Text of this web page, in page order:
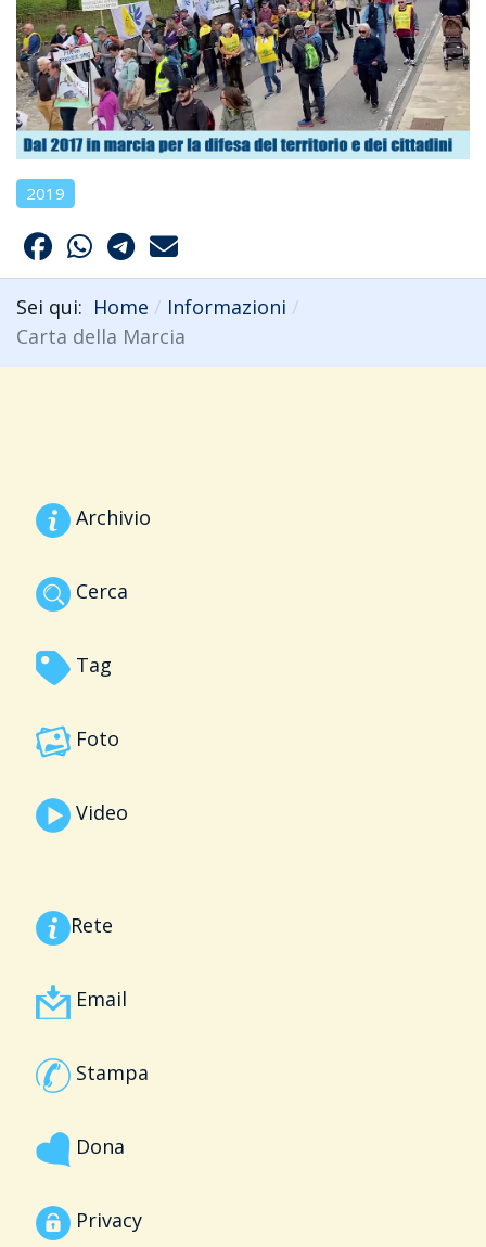
2019
Sei qui: Home
Informazioni
Carta della Marcia
Archivio
Cerca
Tag
Foto
Video
Rete
Email
Stampa
Dona
Privacy